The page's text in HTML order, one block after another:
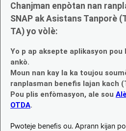
Chanjman enpòtan nan
SNAP ak Asistans Tanporè
TA) yo vòlè:
Yo p ap aksepte aplikasyon pou
ankò.
Moun nan kay la ka toujou
ranplasman benefis lajan kach
Pou plis enfòmasyon, ale sou
OTDA.
Pwoteje benefis ou. Aprann kijan